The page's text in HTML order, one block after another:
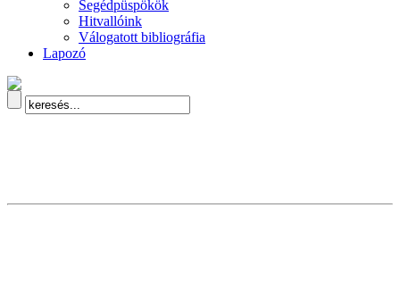
Segédpüspökök
Hitvallóink
Válogatott bibliográfia
Lapozó